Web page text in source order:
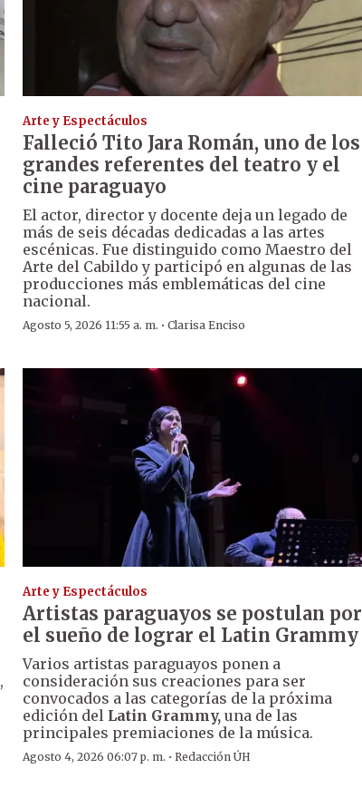
Arte y Espectáculos
Falleció Tito Jara Román, uno de los
grandes referentes del teatro y el
cine paraguayo
El actor, director y docente deja un legado de
más de seis décadas dedicadas a las artes
escénicas. Fue distinguido como Maestro del
Arte del Cabildo y participó en algunas de las
producciones más emblemáticas del cine
nacional.
Agosto 5, 2026 11:55 a. m. ·Clarisa Enciso
,
Arte y Espectáculos
Artistas paraguayos se postulan por
el sueño de lograr el Latin Grammy
Varios artistas paraguayos ponen a
consideración sus creaciones para ser
convocados a las categorías de la próxima
edición del Latin Grammy, una de las
principales premiaciones de la música.
Agosto 4, 2026 06:07 p. m. ·Redacción ÚH